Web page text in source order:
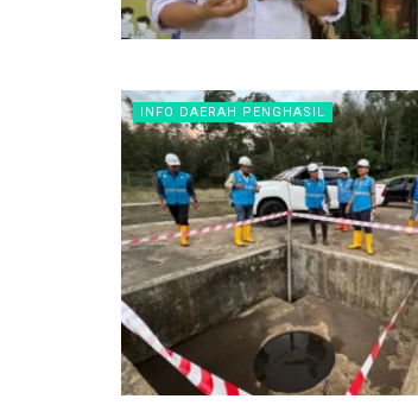
INFO DAERAH PENGHASIL